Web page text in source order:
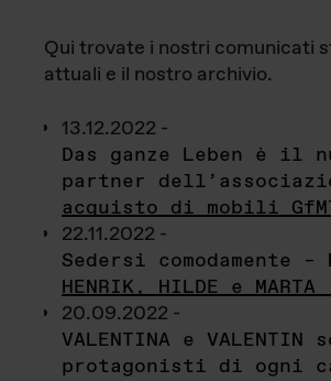
Qui trovate i nostri comunicati
attuali e il nostro archivio.
13.12.2022 -
Das ganze Leben è il
partner
acquisto di mobili
22.11.2022 -
Sedersi comodamente –
HENRIK, HILDE e MARTA
20.09.2022 -
VALENTINA e VALENTIN
protagonisti di ogni